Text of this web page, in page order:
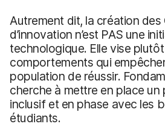
Autrement dit, la création des
d’innovation n’est PAS une
technologique. Elle vise
comportements qui
population de réussir.
cherche à mettre en place un
inclusif et en phase avec les
étudiants.